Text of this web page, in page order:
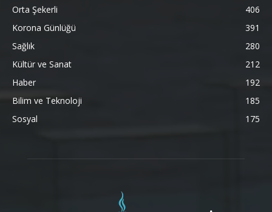
Orta Şekerli
406
Korona Günlüğü
391
Sağlık
280
Kültür ve Sanat
212
Haber
192
Bilim ve Teknoloji
185
Sosyal
175